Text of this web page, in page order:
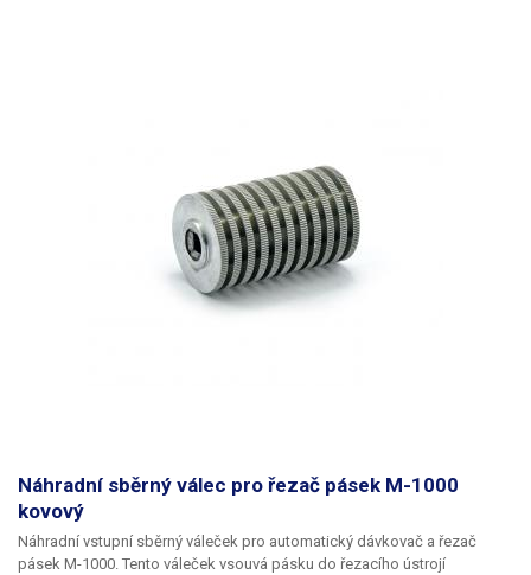
Náhradní sběrný válec pro řezač pásek M-1000
kovový
Náhradní vstupní sběrný váleček pro automatický dávkovač a řezač
pásek M-1000. Tento váleček vsouvá pásku do řezacího ústrojí